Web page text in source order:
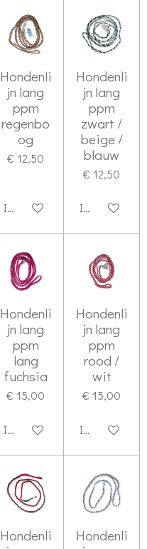
Hondenli
jn lang
ppm
regenbo
og
€ 12,50
In winkelwagen
Hondenli
jn lang
ppm
zwart /
beige /
blauw
€ 12,50
In
Hondenli
jn lang
ppm
lang
fuchsia
€ 15,00
In winkelwagen
Hondenli
jn lang
ppm
rood /
wit
€ 15,00
In
Hondenli
Hondenli